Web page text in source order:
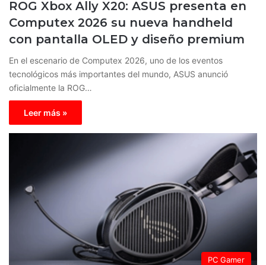
ROG Xbox Ally X20: ASUS presenta en
Computex 2026 su nueva handheld
con pantalla OLED y diseño premium
En el escenario de Computex 2026, uno de los eventos
tecnológicos más importantes del mundo, ASUS anunció
oficialmente la ROG…
Leer más »
PC Gamer